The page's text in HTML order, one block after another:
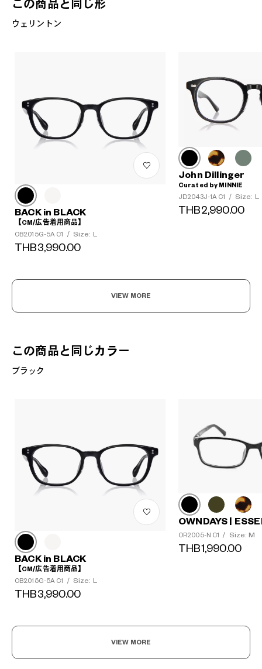
この商品と同じ形
ウェリントン
BACK in BLACK
【CM/広告着用商品】
OB2015G-5A C1
/ Size: L
THB3,990.00
John Dillinger
Curated by MINNIE
JD2043J-1A C1
/ Size: L
THB2,990.00
VIEW MORE
この商品と同じカラー
ブラック
BACK in BLACK
【CM/広告着用商品】
OB2015G-5A C1
/ Size: L
THB3,990.00
OWNDAYS |
OR2005-N C1 / Size: M
THB1,990.00
VIEW MORE